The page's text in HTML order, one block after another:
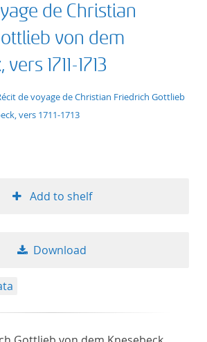
de Christian
von dem
1711-1713
de voyage de Christian Friedrich Gottlieb
vers 1711-1713
Add to shelf
Download